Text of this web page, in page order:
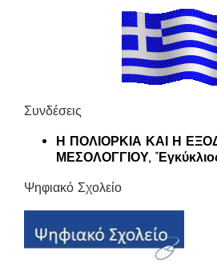
Συνδέσεις
Η ΠΟΛΙΟΡΚΙΑ ΚΑΙ Η
ΜΕΣΟΛΟΓΓΙΟΥ,
Ψηφιακό Σχολείο